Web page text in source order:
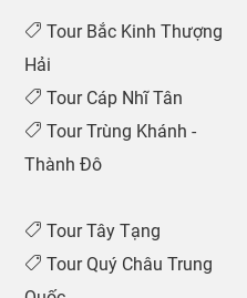
Tour Bắc Kinh Thượng
Hải
Tour Cáp Nhĩ Tân
Tour Trùng Khánh -
Thành Đô
Tour Tây Tạng
Tour Quý Châu Trung
0969 566 598